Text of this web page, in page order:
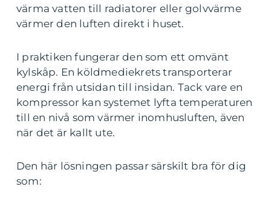
värma vatten till radiatorer eller golvvärme
värmer den luften direkt i huset.
I praktiken fungerar den som ett omvänt
kylskåp. En köldmediekrets transporterar
energi från utsidan till insidan. Tack vare en
kompressor kan systemet lyfta temperaturen
till en nivå som värmer inomhusluften, även
när det är kallt ute.
Den här lösningen passar särskilt bra för dig
som: